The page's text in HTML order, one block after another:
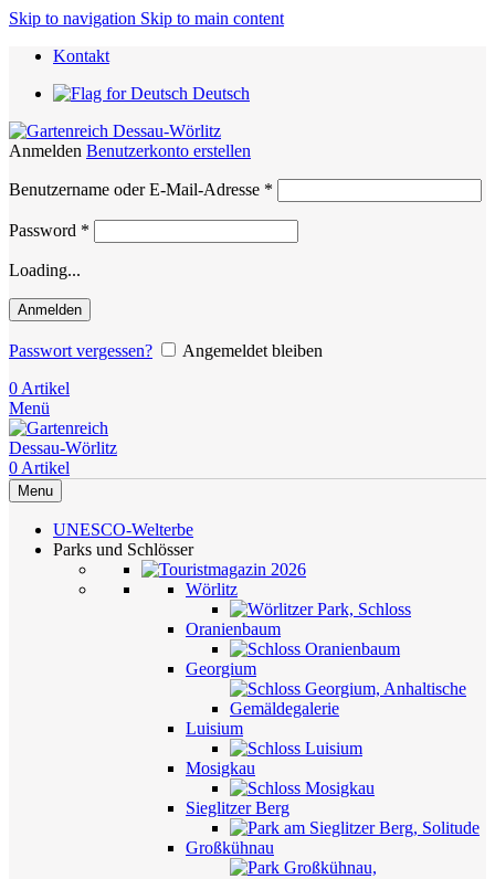
Skip to navigation Skip to main content
Kontakt
Deutsch
Anmelden Benutzerkonto erstellen
Benutzername oder E-Mail-Adresse *
Password *
Loading...
Anmelden
Passwort vergessen?
Angemeldet bleiben
0 Artikel
Menü
0 Artikel
Menu
UNESCO-Welterbe
Parks und Schlösser
Wörlitz
Oranienbaum
Georgium
Luisium
Mosigkau
Sieglitzer Berg
Großkühnau